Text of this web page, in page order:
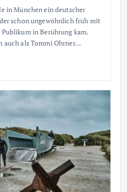
r
u
g
d
e
r
B
in München ein deutscher
schon ungewöhnlich früh mit
in Berührung kam.
auch als Tommi Ohrner…